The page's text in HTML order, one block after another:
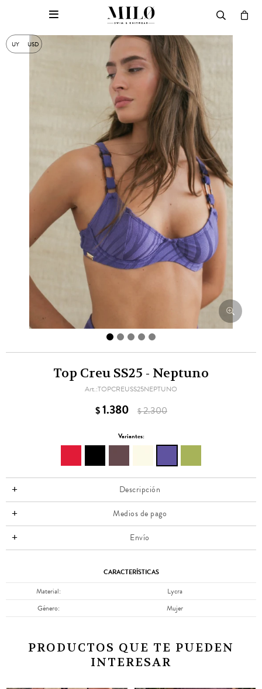
UY USD

Top Creu SS25 - Neptuno
TOPCREUSS25NEPTUNO
$1.380 $2.300
Variantes:
Descripción
Medios de pago
Envío
CARACTERÍSTICAS
Material
Lycra
Género
Mujer
PRODUCTOS QUE TE PUEDEN
INTERESAR